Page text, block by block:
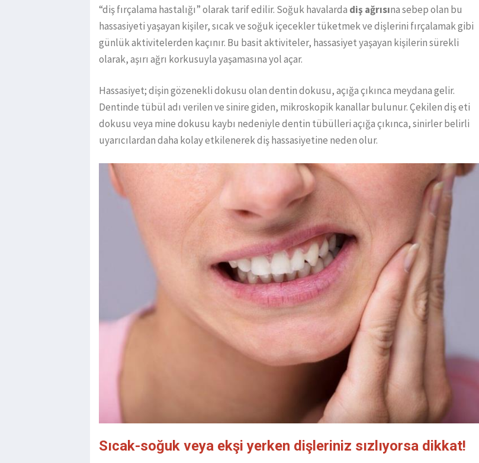
“diş fırçalama hastalığı” olarak tarif edilir. Soğuk havalarda diş ağrısına sebep olan bu
hassasiyeti yaşayan kişiler, sıcak ve soğuk içecekler tüketmek ve dişlerini fırçalamak gibi
günlük aktivitelerden kaçınır. Bu basit aktiviteler, hassasiyet yaşayan kişilerin sürekli
olarak, aşırı ağrı korkusuyla yaşamasına yol açar.
Hassasiyet; dişin gözenekli dokusu olan dentin dokusu, açığa çıkınca meydana gelir.
Dentinde tübül adı verilen ve sinire giden, mikroskopik kanallar bulunur. Çekilen diş eti
dokusu veya mine dokusu kaybı nedeniyle dentin tübülleri açığa çıkınca, sinirler belirli
uyarıcılardan daha kolay etkilenerek diş hassasiyetine neden olur.
Sıcak-soğuk veya ekşi yerken dişleriniz sızlıyorsa dikkat!